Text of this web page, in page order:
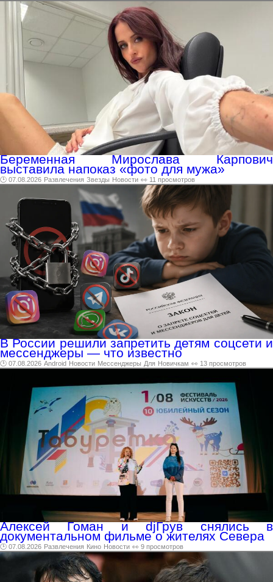
Беременная Мирослава Карпович
выставила напоказ «фото для мужа»
🕑 07.08.2026 Развлечения Звезды Новости 👀 11 просмотров
В России решили запретить детям соцсети и
мессенджеры — что известно
🕑 07.08.2026 Android Новости Мессенджеры Для Новичкам 👀 13 просмотров
Алексей Гоман и djГрув снялись в
документальном фильме о жителях Севера
🕑 07.08.2026 Развлечения Кино Новости 👀 9 просмотров